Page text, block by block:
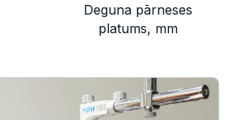
Deguna pārneses
platums, mm